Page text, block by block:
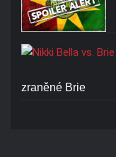
zraněné Brie